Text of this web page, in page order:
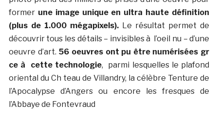
former une image unique en ultra haute définition
(plus de 1.000 mégapixels). Le résultat permet de
découvrir tous les détails – invisibles à l’oeil nu – d’une
oeuvre d’art. 56 oeuvres ont pu être numérisées gr
ce à cette technologie, parmi lesquelles le plafond
oriental du Ch teau de Villandry, la célèbre Tenture de
l’Apocalypse d’Angers ou encore les fresques de
l’Abbaye de Fontevraud